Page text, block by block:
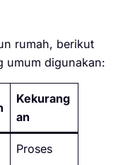
rumah, berikut
umum digunakan:
Kekurang
an
Proses